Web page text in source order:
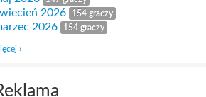
2026 154 graczy
2026 154 graczy
›